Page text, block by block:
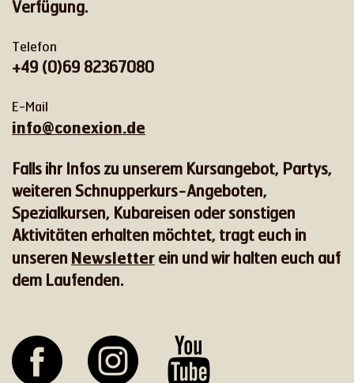
Verfügung.
Telefon
+49 (0)69 82367080
E-Mail
info@conexion.de
Falls ihr Infos zu unserem Kursangebot, Partys,
weiteren Schnupperkurs-Angeboten,
Spezialkursen, Kubareisen oder sonstigen
Aktivitäten erhalten möchtet, tragt euch in
unseren Newsletter ein und wir halten euch auf
dem Laufenden.